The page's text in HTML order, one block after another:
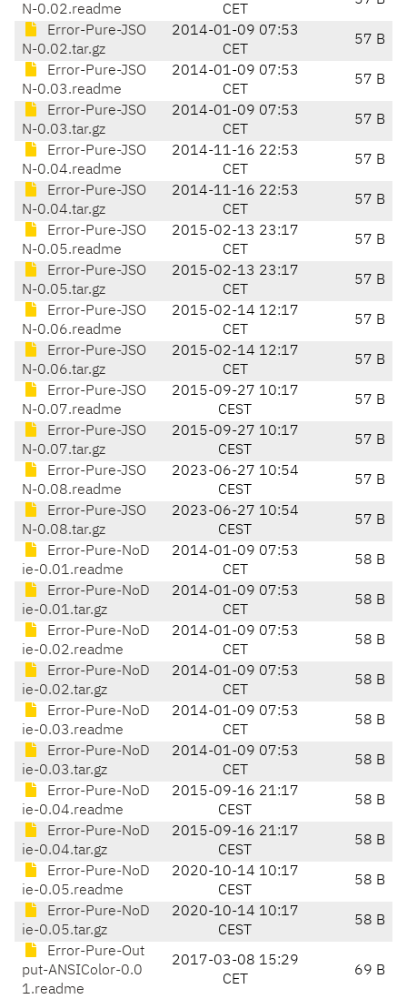
N-0.02.readme CET
Error-Pure-JSO
N-0.02.tar.gz
2014-01-09 07:53
CET
57 B
Error-Pure-JSO
N-0.03.readme
2014-01-09 07:53
CET
57 B
Error-Pure-JSO
N-0.03.tar.gz
2014-01-09 07:53
CET
57 B
Error-Pure-JSO
N-0.04.readme
2014-11-16 22:53
CET
57 B
Error-Pure-JSO
N-0.04.tar.gz
2014-11-16 22:53
CET
57 B
Error-Pure-JSO
N-0.05.readme
2015-02-13 23:17
CET
57 B
Error-Pure-JSO
N-0.05.tar.gz
2015-02-13 23:17
CET
57 B
Error-Pure-JSO
N-0.06.readme
2015-02-14 12:17
CET
57 B
Error-Pure-JSO
N-0.06.tar.gz
2015-02-14 12:17
CET
57 B
Error-Pure-JSO
N-0.07.readme
2015-09-27 10:17
CEST
57 B
Error-Pure-JSO
N-0.07.tar.gz
2015-09-27 10:17
CEST
57 B
Error-Pure-JSO
N-0.08.readme
2023-06-27 10:54
CEST
57 B
Error-Pure-JSO
N-0.08.tar.gz
2023-06-27 10:54
CEST
57 B
Error-Pure-NoD
ie-0.01.readme
2014-01-09 07:53
CET
58 B
Error-Pure-NoD
ie-0.01.tar.gz
2014-01-09 07:53
CET
58 B
Error-Pure-NoD
ie-0.02.readme
2014-01-09 07:53
CET
58 B
Error-Pure-NoD
ie-0.02.tar.gz
2014-01-09 07:53
CET
58 B
Error-Pure-NoD
ie-0.03.readme
2014-01-09 07:53
CET
58 B
Error-Pure-NoD
ie-0.03.tar.gz
2014-01-09 07:53
CET
58 B
Error-Pure-NoD
ie-0.04.readme
2015-09-16 21:17
CEST
58 B
Error-Pure-NoD
ie-0.04.tar.gz
2015-09-16 21:17
CEST
58 B
Error-Pure-NoD
ie-0.05.readme
2020-10-14 10:17
CEST
58 B
Error-Pure-NoD
ie-0.05.tar.gz
2020-10-14 10:17
CEST
58 B
Error-Pure-Out
put-ANSIColor-0.0
1.readme
2017-03-08 15:29
CET
69 B